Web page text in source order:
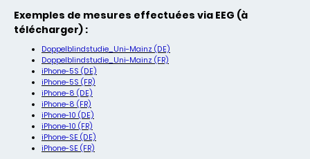
Exemples de mesures effectuées via EEG (à
télécharger) :
Doppelblindstudie_Uni-Mainz (DE)
Doppelblindstudie_Uni-Mainz (FR)
iPhone-5S (DE)
iPhone-5S (FR)
iPhone-8 (DE)
iPhone-8 (FR)
iPhone-10 (DE)
iPhone-10 (FR)
iPhone-SE (DE)
iPhone-SE (FR)